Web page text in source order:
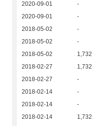
2020-09-01
-
2020-09-01
-
2018-05-02
-
2018-05-02
-
2018-05-02
1,732
2018-02-27
1,732
2018-02-27
-
2018-02-14
-
2018-02-14
-
2018-02-14
1,732